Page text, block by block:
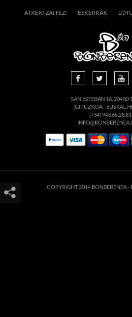
ATXEKI ZAITEZ! ESKERRAK
SAN ESTEBAN 16, 20400
(GIPUZKOA - EUSKAL
(+34) 943.65.28.81
COPYRIGHT 2014 BONBERENEA -